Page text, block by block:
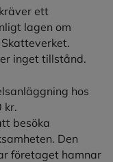
ett
lagen om
inget tillstånd.
hos
kr.
besöka
Den
företaget hamnar